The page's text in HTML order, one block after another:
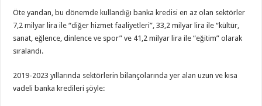
Öte yandan, bu dönemde kullandığı banka kredisi en az olan sektörler
7,2 milyar lira ile “diğer hizmet faaliyetleri”, 33,2 milyar lira ile “kültür,
sanat, eğlence, dinlence ve spor” ve 41,2 milyar lira ile “eğitim” olarak
sıralandı.
2019-2023 yıllarında sektörlerin bilançolarında yer alan uzun ve kısa
vadeli banka kredileri şöyle: